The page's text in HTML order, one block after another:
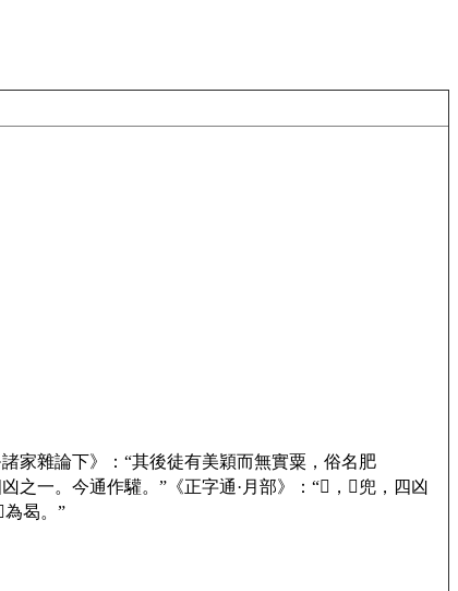
諸家雜論下》：“其後徒有美穎而無實粟，俗名肥
之一。今通作驩。”《正字通·月部》：“𣎅，𣎅兜，四凶
為曷。”